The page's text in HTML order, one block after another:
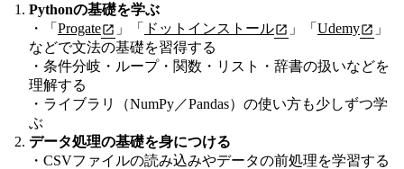
Pythonの基礎を学ぶ
・「 Progate 」「 ドットインストール 」「 Udemy
」
などで文法の基礎を習得する
・条件分岐・ループ・関数・リスト・辞書の扱いなどを
理解する
・ライブラリ（NumPy／Pandas）の使い方も少しずつ学
ぶ
データ処理の基礎を身につける
・CSVファイルの読み込みやデータの前処理を学習する